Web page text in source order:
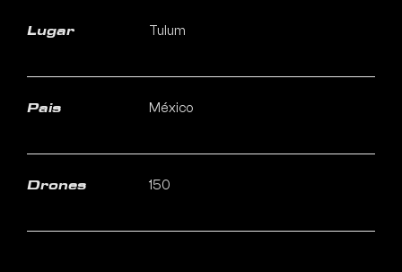
Lugar Tulum
Pais México
Drones 150